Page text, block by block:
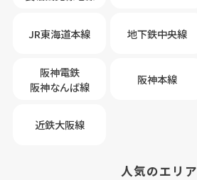
JR東海道本線 地下鉄中央線
阪神電鉄
阪神なんば線
阪神本線
近鉄大阪線
人気のエリア